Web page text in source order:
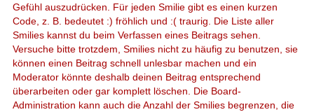
Gefühl auszudrücken. Für jeden Smilie gibt es einen kurzen
Code, z. B. bedeutet :) fröhlich und :( traurig. Die Liste aller
Smilies kannst du beim Verfassen eines Beitrags sehen.
Versuche bitte trotzdem, Smilies nicht zu häufig zu benutzen, sie
können einen Beitrag schnell unlesbar machen und ein
Moderator könnte deshalb deinen Beitrag entsprechend
überarbeiten oder gar komplett löschen. Die Board-
Administration kann auch die Anzahl der Smilies begrenzen, die